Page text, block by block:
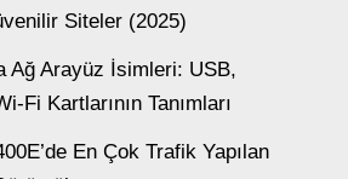
Siteler (2025)
Ağ Arayüz İsimleri: USB,
Fi Kartlarının Tanımları
En Çok Trafik Yapılan